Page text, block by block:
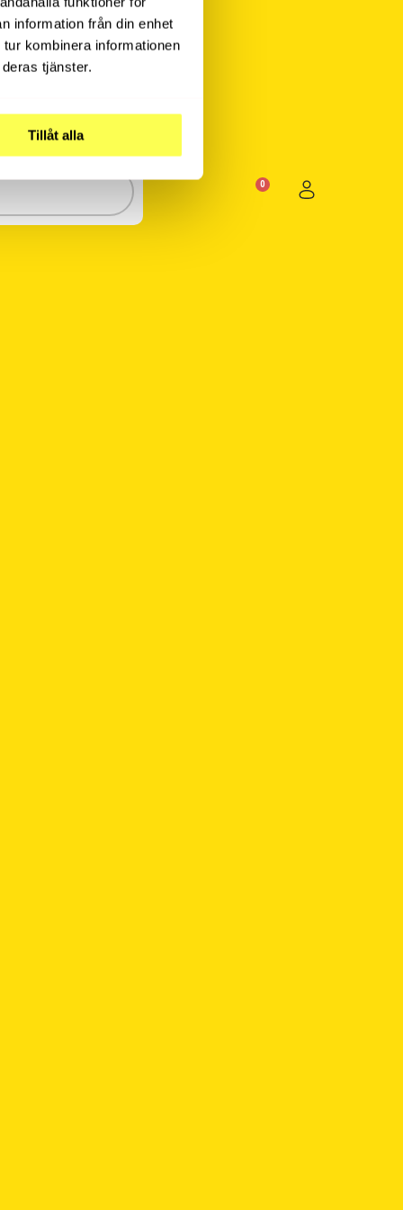
information från din enhet
kombinera informationen
tjänster.
Tillåt alla